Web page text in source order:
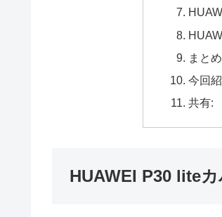
まとめ
今回
共有:
HUAWEI P30 lite